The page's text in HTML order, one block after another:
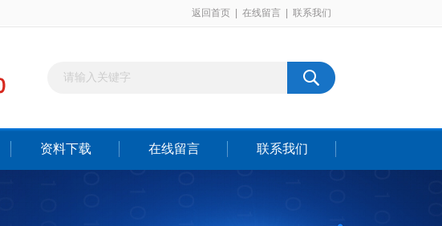
返回首页 在线留言 联系我们
资料下载 在线留言 联系我们